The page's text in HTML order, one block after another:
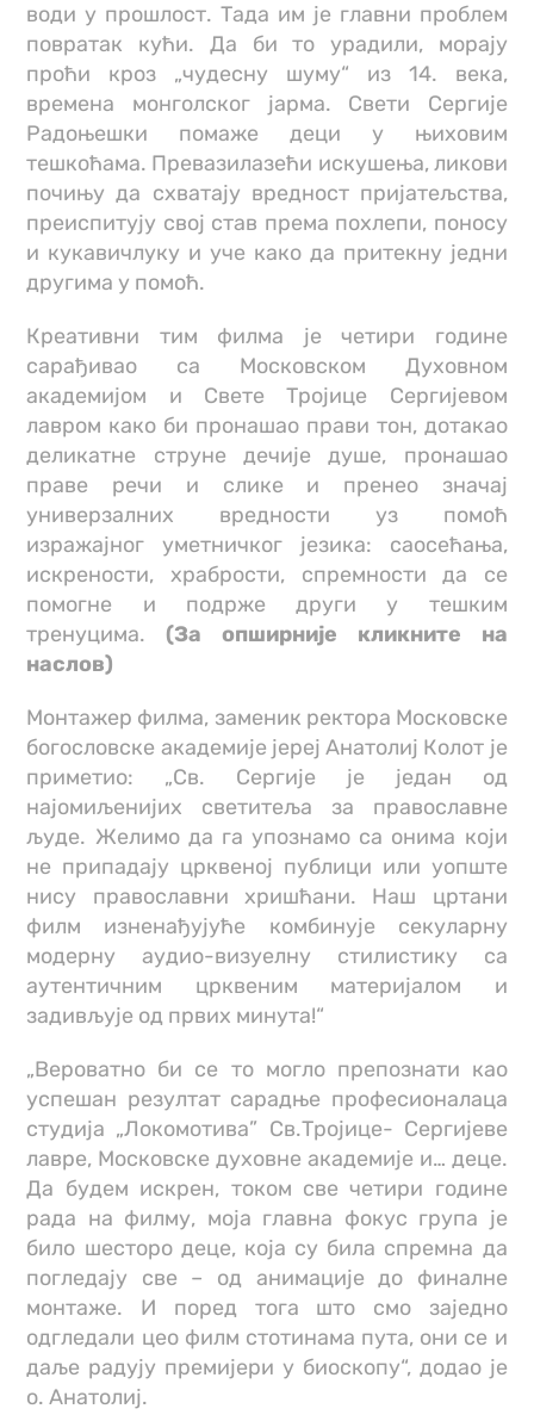
води у прошлост. Тада им је главни проблем
повратак кући. Да би то урадили, морају
проћи кроз „чудесну шуму“ из 14. века,
времена монголског јарма. Свети Сергије
Радоњешки помаже деци у њиховим
тешкоћама. Превазилазећи искушења, ликови
почињу да схватају вредност пријатељства,
преиспитују свој став према похлепи, поносу
и кукавичлуку и уче како да притекну једни
другима у помоћ.
Креативни тим филма је четири године
сарађивао са Московском Духовном
академијом и Свете Тројице Сергијевом
лавром како би пронашао прави тон, дотакао
деликатне струне дечије душе, пронашао
праве речи и слике и пренео значај
универзалних вредности уз помоћ
изражајног уметничког језика: саосећања,
искрености, храбрости, спремности да се
помогне и подрже други у тешким
тренуцима.(За опширније кликните на
наслов)
Монтажер филма, заменик ректора Московске
богословске академије јереј Анатолиј Колот је
приметио: „Св. Сергије је један од
најомиљенијих светитеља за православне
људе. Желимо да га упознамо са онима који
не припадају црквеној публици или уопште
нису православни хришћани. Наш цртани
филм изненађујуће комбинује секуларну
модерну аудио-визуелну стилистику са
аутентичним црквеним материјалом и
задивљује од првих минута!“
„Вероватно би се то могло препознати као
успешан резултат сарадње професионалаца
студија „Локомотива” Св.Тројице- Сергијеве
лавре, Московске духовне академије и… деце.
Да будем искрен, током све четири године
рада на филму, моја главна фокус група је
било шесторо деце, која су била спремна да
погледају све – од анимације до финалне
монтаже. И поред тога што смо заједно
одгледали цео филм стотинама пута, они се и
даље радују премијери у биоскопу“, додао је
о. Анатолиј.